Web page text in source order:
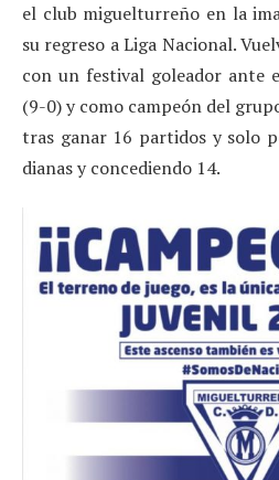
el club miguelturreño en la
su regreso a Liga Nacional.
con un festival goleador ante
(9-0) y como campeón del
tras ganar 16 partidos y solo
dianas y concediendo 14.